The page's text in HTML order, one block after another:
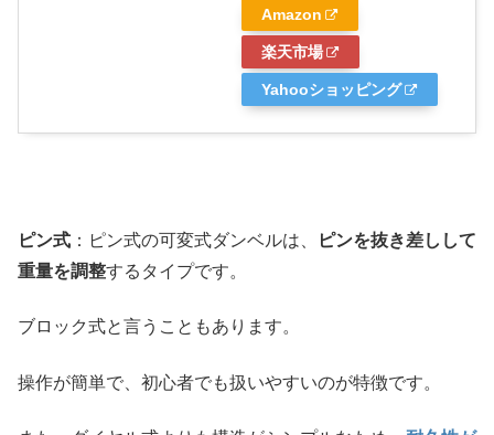
Amazon
楽天市場
Yahooショッピング
ピン式 ：ピン式の可変式ダンベルは、
ピンを抜き差しして
重量を調整するタイプです。
ブロック式と言うこともあります。
操作が簡単で、初心者でも扱いやすいのが特徴です。